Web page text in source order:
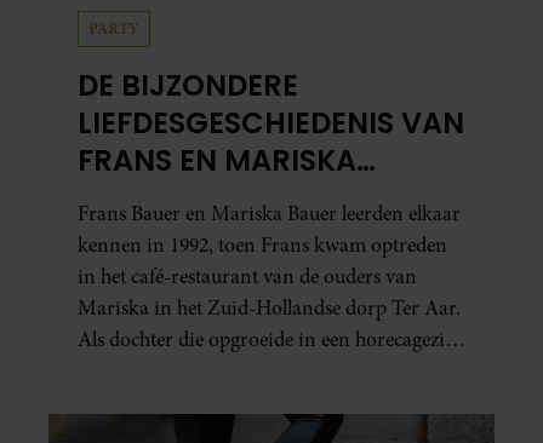
PARTY
DE BIJZONDERE
LIEFDESGESCHIEDENIS VAN
FRANS EN MARISKA
BAUER: OOK IN BED
ELKAARS EERSTE
Frans Bauer en Mariska Bauer leerden elkaar
kennen in 1992, toen Frans kwam optreden
in het café-restaurant van de ouders van
Mariska in het Zuid-Hollandse dorp Ter Aar.
Als dochter die opgroeide in een horecagezin